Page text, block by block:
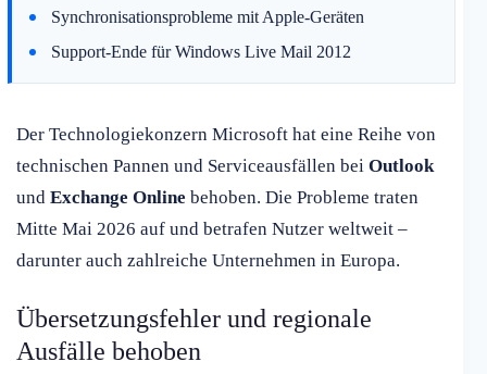
Synchronisationsprobleme mit Apple-Geräten
Support-Ende für Windows Live Mail 2012
Der Technologiekonzern Microsoft hat eine Reihe von
technischen Pannen und Serviceausfällen bei Outlook
und Exchange Online behoben. Die Probleme traten
Mitte Mai 2026 auf und betrafen Nutzer weltweit –
darunter auch zahlreiche Unternehmen in Europa.
Übersetzungsfehler und regionale
Ausfälle behoben